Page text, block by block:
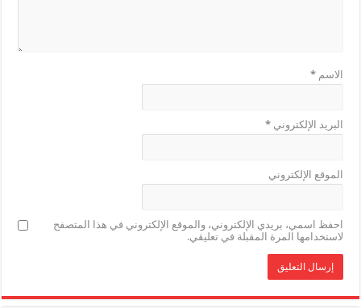
الاسم*
البريد الإلكتروني*
الموقع الإلكتروني
احفظ اسمي، بريدي الإلكتروني، والموقع الإلكتروني في هذا المتصفح
لاستخدامها المرة المقبلة في تعليقي.